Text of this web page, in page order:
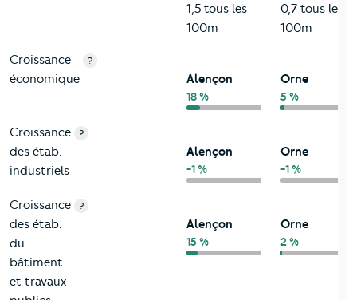
1,5 tous les
100m
0,7 tous les
100m
Croissance
économique
?
Alençon
18 %
Orne
5 %
Croissance
des étab.
industriels
?
Alençon
-1 %
Orne
-1 %
Croissance
des étab.
du
bâtiment
et travaux
?
Alençon
15 %
Orne
2 %